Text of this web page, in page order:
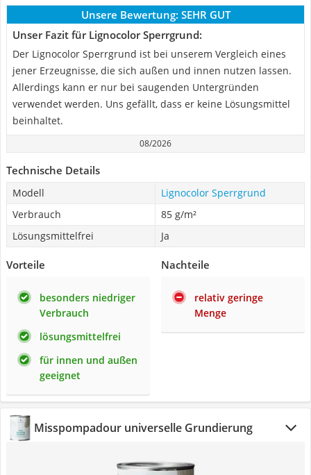
Unsere Bewertung: SEHR GUT
Unser Fazit für Lignocolor Sperrgrund:
Der Lignocolor Sperrgrund ist bei unserem Vergleich eines
jener Erzeugnisse, die sich außen und innen nutzen lassen.
Allerdings kann er nur bei saugenden Untergründen
verwendet werden. Uns gefällt, dass er keine Lösungsmittel
beinhaltet.
08/2026
Technische Details
Modell
Lignocolor Sperrgrund
Verbrauch
85 g/m²
Lösungsmittelfrei
Ja
Vorteile
besonders niedriger
Verbrauch
lösungsmittelfrei
für innen und außen
geeignet
Nachteile
relativ geringe
Menge
Misspompadour universelle Grundierung